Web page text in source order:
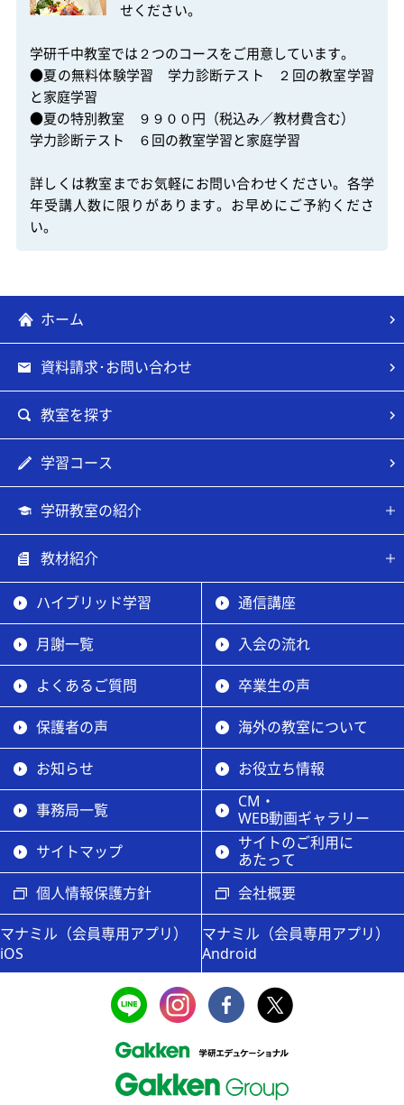
せください。
学研千中教室では２つのコースをご用意しています。
●夏の無料体験学習　学力診断テスト　２回の教室学習
と家庭学習
●夏の特別教室　９９００円（税込み／教材費含む）
学力診断テスト　６回の教室学習と家庭学習
詳しくは教室までお気軽にお問い合わせください。各学
年受講人数に限りがあります。お早めにご予約くださ
い。
ホーム
資料請求･お問い合わせ
教室を探す
学習コース
学研教室の紹介
教材紹介
ハイブリッド学習 通信講座
月謝一覧 入会の流れ
よくあるご質問 卒業生の声
保護者の声 海外の教室について
お知らせ お役立ち情報
事務局一覧
CM・
WEB動画ギャラリー
サイトマップ
サイトのご利用に
あたって
個人情報保護方針
会社概要
マナミル（会員専用アプリ）
iOS
マナミル（会員専用アプリ）
Android